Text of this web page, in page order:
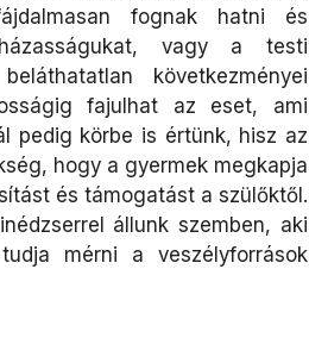
fognak hatni és
vagy a testi
következményei
fajulhat az eset, ami
pedig körbe is értünk, hisz az
hogy a gyermek megkapja
és támogatást a szülőktől.
állunk szemben, aki
mérni a veszélyforrások